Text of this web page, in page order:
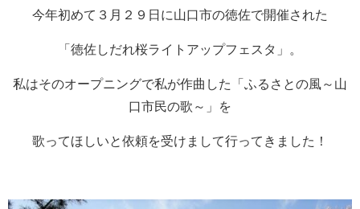
今年初めて３月２９日に山口市の徳佐で開催された
「徳佐しだれ桜ライトアップフェスタ」。
私はそのオープニングで私が作曲した「ふるさとの風～山
口市民の歌～」を
歌ってほしいと依頼を受けまして行ってきました！